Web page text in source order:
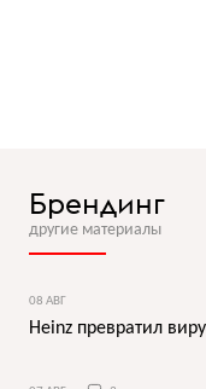
Брендинг
другие материалы
08 АВГ
Heinz превратил